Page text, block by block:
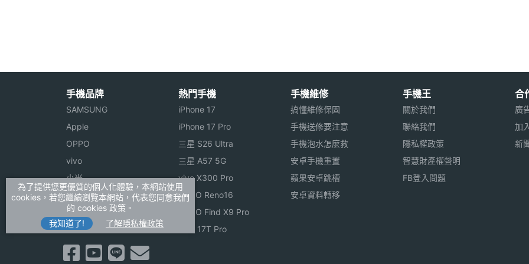
◎ 內建 LED 照明手電筒
◎ 具備 SOS 緊急按鈕求救功能
◎ 通過台灣 NCC 安全檢測
◎ 支援 microSD 記憶卡擴充，最高可至 4GB 儲存空間
※本文為 SOGI 手機王版權所有，未經授權不得轉載使用※
3G頻率 HSDPA, HSUPA, WCDMA
2G頻率 GSM 1800, GSM 900
上網方式 3G / WCDMA, EDGE, GPRS
連接與應用
衛星定位 GPS
實用工具 FM收音機, 日曆, 錄音
機體規格
手機品牌
SAMSUNG
Apple
OPPO
vivo
小米
ASUS
Sony
realme
熱門手機
iPhone 17
iPhone 17 Pro
三星 S26 Ultra
三星 A57 5G
vivo X300 Pro
OPPO Reno16
OPPO Find X9 Pro
小米 17T Pro
手機維修
搞懂維修保固
手機送修要注意
手機泡水怎麼救
安卓手機重置
蘋果安卓跳槽
安卓資料轉移
手機王
關於我們
聯絡我們
隱私權政策
智慧財產權聲明
FB登入問題
合
廣
加
新
為了提供您更優質的個人化體驗，本網站使用
cookies，若您繼續瀏覽本網站，代表您同意我們
的 cookies 政策。
我知道了!
了解隱私權政策